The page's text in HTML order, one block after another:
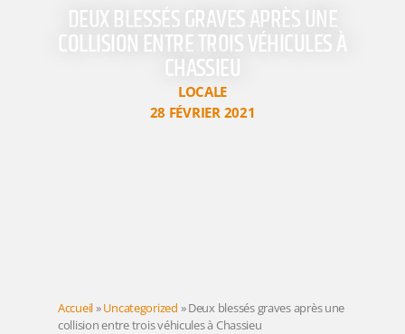
DEUX BLESSÉS GRAVES APRÈS UNE
COLLISION ENTRE TROIS VÉHICULES À
CHASSIEU
LOCALE
28 FÉVRIER 2021
Accueil»Uncategorized »Deux blessés graves après une
collision entre trois véhicules à Chassieu